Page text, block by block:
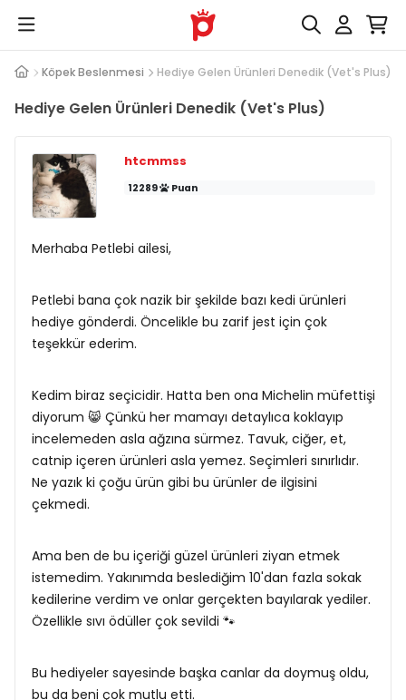
Köpek Beslenmesi Hediye Gelen Ürünleri Denedik (Vet's Plus)
Hediye Gelen Ürünleri Denedik (Vet's Plus)
htcmmss
12289 Puan
Merhaba Petlebi ailesi,
Petlebi bana çok nazik bir şekilde bazı kedi ürünleri
hediye gönderdi. Öncelikle bu zarif jest için çok
teşekkür ederim.
Kedim biraz seçicidir. Hatta ben ona Michelin müfettişi
diyorum 😸 Çünkü her mamayı detaylıca koklayıp
incelemeden asla ağzına sürmez. Tavuk, ciğer, et,
catnip içeren ürünleri asla yemez. Seçimleri sınırlıdır.
Ne yazık ki çoğu ürün gibi bu ürünler de ilgisini
çekmedi.
Ama ben de bu içeriği güzel ürünleri ziyan etmek
istemedim. Yakınımda beslediğim 10'dan fazla sokak
kedilerine verdim ve onlar gerçekten bayılarak yediler.
Özellikle sıvı ödüller çok sevildi 🐾
Bu hediyeler sayesinde başka canlar da doymuş oldu,
bu da beni çok mutlu etti.